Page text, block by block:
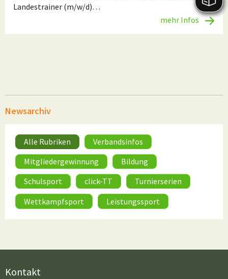
Landestrainer (m/w/d)…
mehr Infos
Newsarchiv
Alle Rubriken
Verbandsinfos
Mitgliedergewinnung
Bildung
Schulsport
click-TT
Turnierserien
Wettkampfsport
Leistungssport
Kontakt